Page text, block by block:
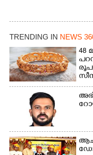
TRENDING IN NEWS
48